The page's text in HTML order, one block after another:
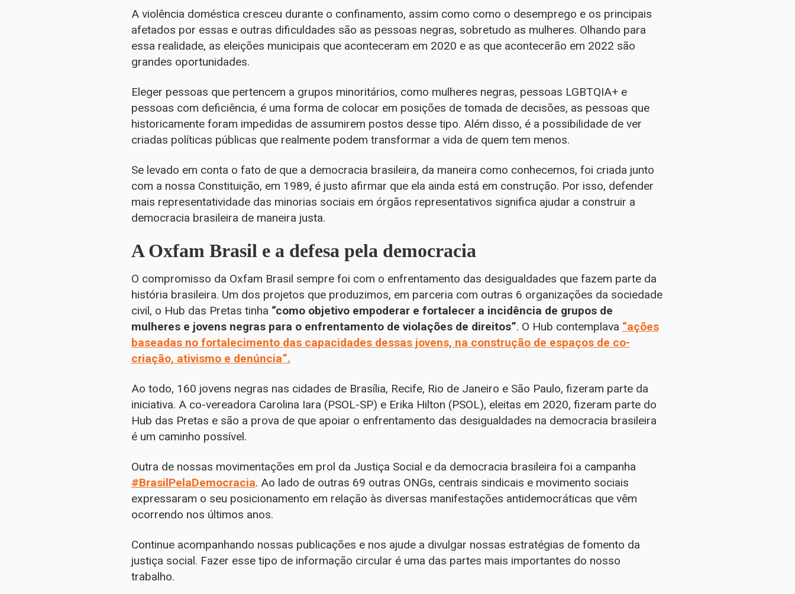
A violência doméstica cresceu durante o confinamento, assim como como o desemprego e os principais
afetados por essas e outras dificuldades são as pessoas negras, sobretudo as mulheres. Olhando para
essa realidade, as eleições municipais que aconteceram em 2020 e as que acontecerão em 2022 são
grandes oportunidades.
Eleger pessoas que pertencem a grupos minoritários, como mulheres negras, pessoas LGBTQIA+ e
pessoas com deficiência, é uma forma de colocar em posições de tomada de decisões, as pessoas que
historicamente foram impedidas de assumirem postos desse tipo. Além disso, é a possibilidade de ver
criadas políticas públicas que realmente podem transformar a vida de quem tem menos.
Se levado em conta o fato de que a democracia brasileira, da maneira como conhecemos, foi criada junto
com a nossa Constituição, em 1989, é justo afirmar que ela ainda está em construção. Por isso, defender
mais representatividade das minorias sociais em órgãos representativos significa ajudar a construir a
democracia brasileira de maneira justa.
A Oxfam Brasil e a defesa pela democracia
O compromisso da Oxfam Brasil sempre foi com o enfrentamento das desigualdades que fazem parte da
história brasileira. Um dos projetos que produzimos, em parceria com outras 6 organizações da sociedade
civil, o Hub das Pretas tinha “como objetivo empoderar e fortalecer a incidência de grupos de
mulheres e jovens negras para o enfrentamento de violações de direitos”. O Hub contemplava “ações
baseadas no fortalecimento das capacidades dessas jovens, na construção de espaços de co-
criação, ativismo e denúncia”.
Ao todo, 160 jovens negras nas cidades de Brasília, Recife, Rio de Janeiro e São Paulo, fizeram parte da
iniciativa. A co-vereadora Carolina Iara (PSOL-SP) e Erika Hilton (PSOL), eleitas em 2020, fizeram parte do
Hub das Pretas e são a prova de que apoiar o enfrentamento das desigualdades na democracia brasileira
é um caminho possível.
Outra de nossas movimentações em prol da Justiça Social e da democracia brasileira foi a campanha
#BrasilPelaDemocracia. Ao lado de outras 69 outras ONGs, centrais sindicais e movimento sociais
expressaram o seu posicionamento em relação às diversas manifestações antidemocráticas que vêm
ocorrendo nos últimos anos.
Continue acompanhando nossas publicações e nos ajude a divulgar nossas estratégias de fomento da
justiça social. Fazer esse tipo de informação circular é uma das partes mais importantes do nosso
trabalho.